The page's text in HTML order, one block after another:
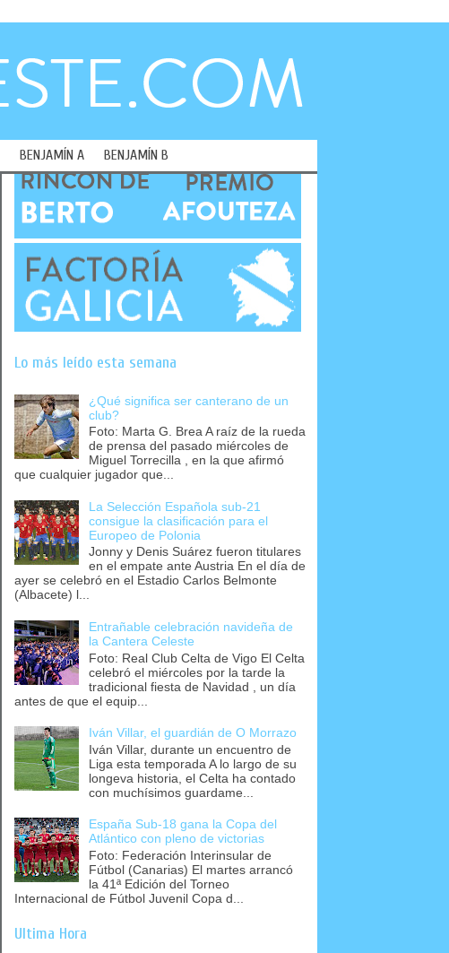
BENJAMÍN A BENJAMÍN B
Lo más leído esta semana
¿Qué significa ser canterano de un
club?
Foto: Marta G. Brea A raíz de la rueda
de prensa del pasado miércoles de
Miguel Torrecilla , en la que afirmó
que cualquier jugador que...
La Selección Española sub-21
consigue la clasificación para el
Europeo de Polonia
Jonny y Denis Suárez fueron titulares
en el empate ante Austria En el día de
ayer se celebró en el Estadio Carlos Belmonte
(Albacete) l...
Entrañable celebración navideña de
la Cantera Celeste
Foto: Real Club Celta de Vigo El Celta
celebró el miércoles por la tarde la
tradicional fiesta de Navidad , un día
antes de que el equip...
Iván Villar, el guardián de O Morrazo
Iván Villar, durante un encuentro de
Liga esta temporada A lo largo de su
longeva historia, el Celta ha contado
con muchísimos guardame...
España Sub-18 gana la Copa del
Atlántico con pleno de victorias
Foto: Federación Interinsular de
Fútbol (Canarias) El martes arrancó
la 41ª Edición del Torneo
Internacional de Fútbol Juvenil Copa d...
Última Hora